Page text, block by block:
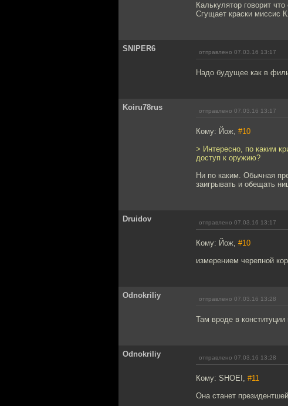
Калькулятор говорит
Сгущает краски миссис
SNIPER6 отправлено 07.03.16 13:17
Надо будущее как в
Koiru78rus отправлено 07.03.16 13:17
Кому: Йож, #10
> Интересно, по каким
доступ к оружию?
Ни по каким. Обычная
заигрывать и обещать
Druidov отправлено 07.03.16 13:17
Кому: Йож, #10
измерением черепной
Odnokriliy отправлено 07.03.16 13:28
Там вроде в
Odnokriliy отправлено 07.03.16 13:28
Кому: SHOEI, #11
Она станет президентшей